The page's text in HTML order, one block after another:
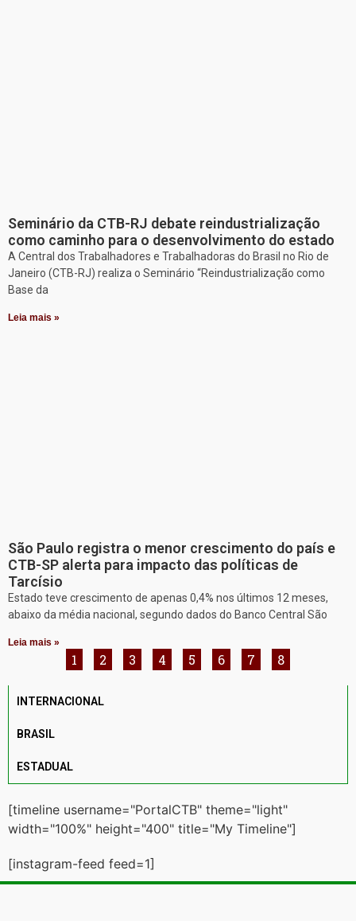
Seminário da CTB-RJ debate reindustrialização
como caminho para o desenvolvimento do estado
A Central dos Trabalhadores e Trabalhadoras do Brasil no Rio de
Janeiro (CTB-RJ) realiza o Seminário “Reindustrialização como
Base da
Leia mais »
São Paulo registra o menor crescimento do país e
CTB-SP alerta para impacto das políticas de
Tarcísio
Estado teve crescimento de apenas 0,4% nos últimos 12 meses,
abaixo da média nacional, segundo dados do Banco Central São
Leia mais »
1 2 3 4 5 6 7 8
INTERNACIONAL
BRASIL
ESTADUAL
[timeline username="PortalCTB" theme="light"
width="100%" height="400" title="My Timeline"]
[instagram-feed feed=1]